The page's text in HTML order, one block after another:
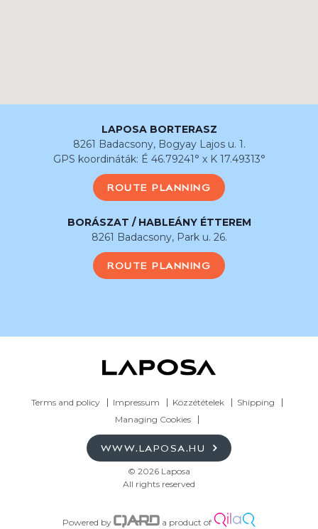
LAPOSA BORTERASZ
8261 Badacsony, Bogyay Lajos u. 1.
GPS koordináták: É 46.79241° x K 17.49313°
ROUTE PLANNING
BORÁSZAT / HABLEÁNY ÉTTEREM
8261 Badacsony, Park u. 26.
ROUTE PLANNING
Terms and policy Impressum Közzétételek
Shipping
Managing Cookies
WWW.LAPOSA.HU
© 2026 Laposa
All rights reserved
Powered by a product of